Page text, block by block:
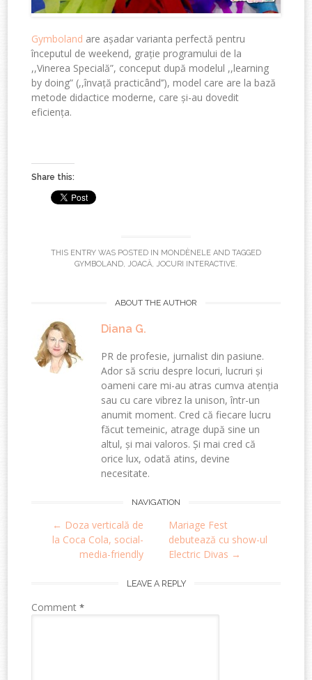
Gymboland are așadar varianta perfectă pentru
începutul de weekend, grație programului de la
,,Vinerea Specială”, conceput după modelul ,,learning
by doing” (,,învață practicând’’), model care are la bază
metode didactice moderne, care și-au dovedit
eficiența.
Share this:
THIS ENTRY WAS POSTED IN MONDÈNELE AND TAGGED
GYMBOLAND, JOACĂ, JOCURI INTERACTIVE.
ABOUT THE AUTHOR
Diana G.
PR de profesie, jurnalist din pasiune.
Ador să scriu despre locuri, lucruri și
oameni care mi-au atras cumva atenția
sau cu care vibrez la unison, într-un
anumit moment. Cred că fiecare lucru
făcut temeinic, atrage după sine un
altul, și mai valoros. Și mai cred că
orice lux, odată atins, devine
necesitate.
navigation
NAVIGATION
← Doza verticală de
la Coca Cola, social-
media-friendly
Mariage Fest
debutează cu show-ul
Electric Divas →
LEAVE A REPLY
Comment*